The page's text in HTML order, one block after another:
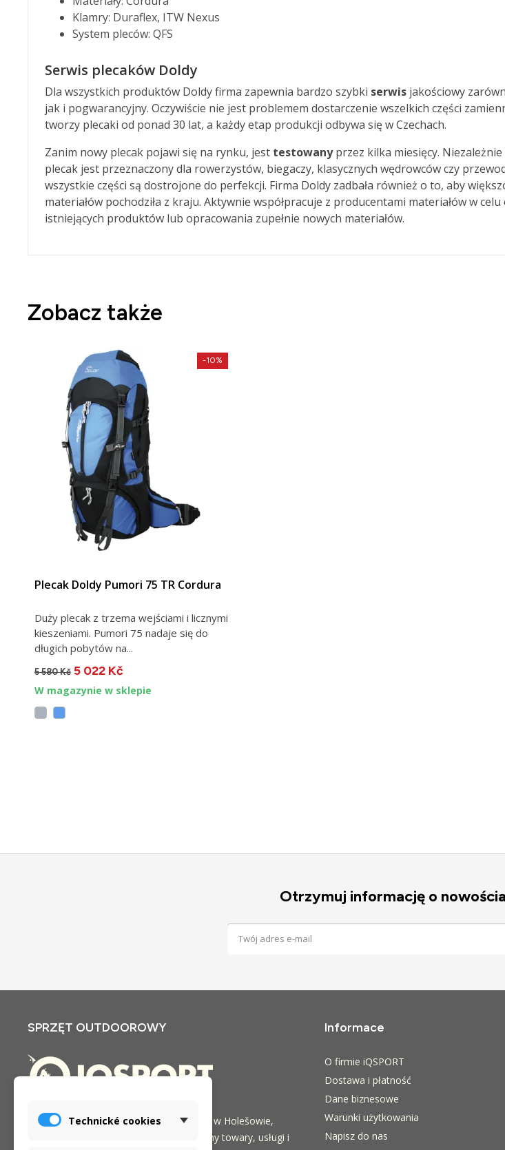
Klamry: Duraflex, ITW Nexus
System pleców: QFS
Serwis plecaków Doldy
Dla wszystkich produktów Doldy firma zapewnia bardzo szybki serwis jakościowy
jak i pogwarancyjny. Oczywiście nie jest problemem dostarczenie wszelkich części
tworzy plecaki od ponad 30 lat, a każdy etap produkcji odbywa się w Czechach.
Zanim nowy plecak pojawi się na rynku, jest testowanyprzez kilka miesięcy.
plecak jest przeznaczony dla rowerzystów, biegaczy, klasycznych wędrowców czy
wszystkie części są dostrojone do perfekcji. Firma Doldy zadbała również o to, aby
materiałów pochodziła z kraju. Aktywnie współpracuje z producentami materiałów w
istniejących produktów lub opracowania zupełnie nowych materiałów.
Zobacz także
Plecak Doldy Pumori 75 TR Cordura
Duży plecak z trzema wejściami i licznymi
kieszeniami. Pumori 75 nadaje się do
długich pobytów na...
5 580 Kč
-10%
5 022 Kč
W magazynie w sklepie
Otrzymuj informację o
SPRZĘT OUTDOOROWY
Sklep internetowy i stacjonarny iQSPORT w Holešowie,
Republika Czeska. Od 2005 roku oferujemy towary, usługi i
Informace
O firmie iQSPORT
Dostawa i płatność
Dane biznesowe
Warunki użytkowania
Napisz do nas
Technické cookies